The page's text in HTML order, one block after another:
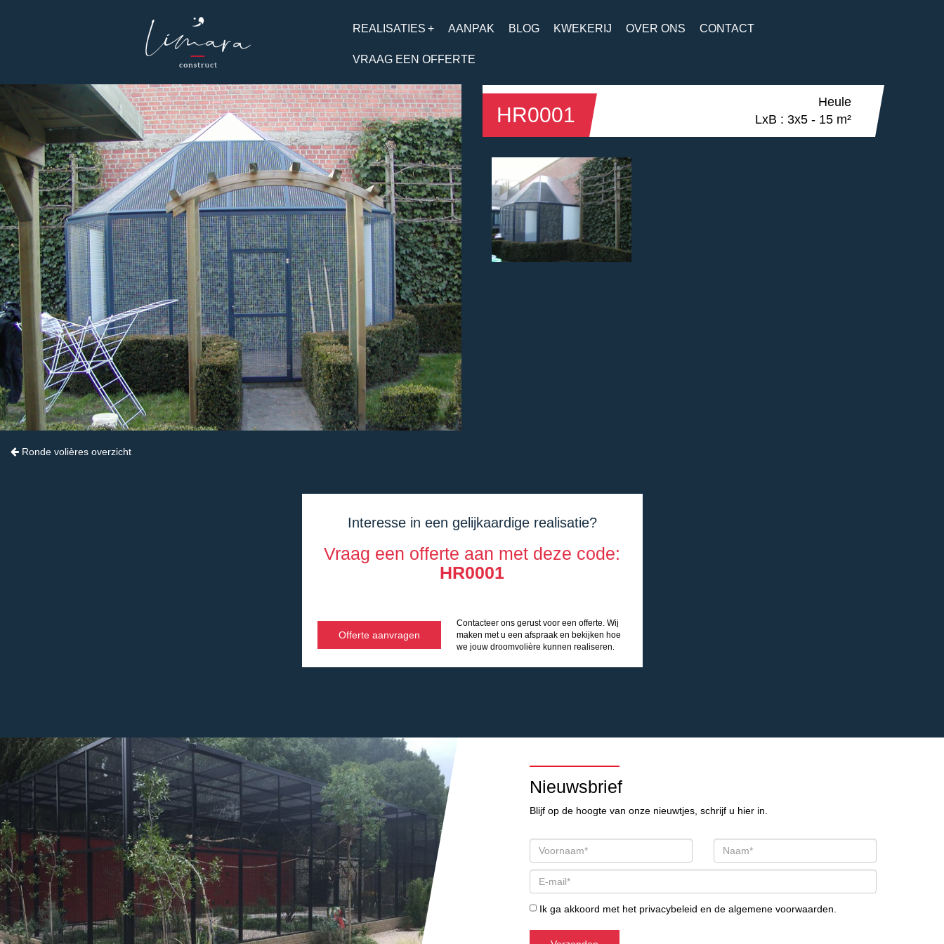
REALISATIES + AANPAK BLOG KWEKERIJ OVER ONS CONTACT
VRAAG EEN OFFERTE
Ronde volières overzicht
HR0001
Heule
LxB : 3x5 - 15 m²
Interesse in een gelijkaardige realisatie?
Vraag een offerte aan met deze code:
HR0001
Offerte aanvragen
Contacteer ons gerust voor een offerte. Wij
maken met u een afspraak en bekijken hoe
we jouw droomvolière kunnen realiseren.
Nieuwsbrief
Blijf op de hoogte van onze nieuwtjes, schrijf u hier in.
Ik ga akkoord met het privacybeleid en dealgemene voorwaarden